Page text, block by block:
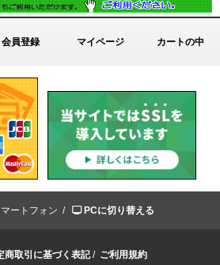
会員登録 マイページ カートの中
マートフォン / PCに切り替える
商取引に基づく表記/ ご利用規約